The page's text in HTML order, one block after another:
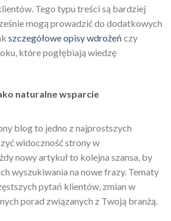
Tego typu treści są bardziej
mogą prowadzić do dodatkowych
szczegółowe opisy wdrożeń czy
które pogłębiają wiedzę
naturalne wsparcie
blog to jedno z najprostszych
widoczność strony w
nowy artykuł to kolejna szansa, by
wyszukiwania na nowe frazy. Tematy
pytań klientów, zmian w
porad związanych z Twoją branżą.